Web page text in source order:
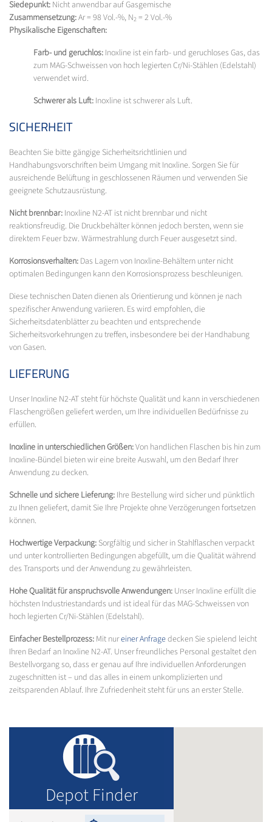
Siedepunkt: Nicht anwendbar auf Gasgemische
Zusammensetzung:Ar = 98 Vol.-%, N2 = 2 Vol.-%
Physikalische Eigenschaften:
Farb- und geruchlos: Inoxline ist ein farb- und geruchloses Gas, das
zum MAG-Schweissen von hoch legierten Cr/Ni-Stählen (Edelstahl)
verwendet wird.
Schwerer als Luft: Inoxline ist schwerer als Luft.
SICHERHEIT
Beachten Sie bitte gängige Sicherheitsrichtlinien und
Handhabungsvorschriften beim Umgang mit Inoxline. Sorgen Sie für
ausreichende Belüftung in geschlossenen Räumen und verwenden Sie
geeignete Schutzausrüstung.
Nicht brennbar: Inoxline N2-AT ist nicht brennbar und nicht
reaktionsfreudig. Die Druckbehälter können jedoch bersten, wenn sie
direktem Feuer bzw. Wärmestrahlung durch Feuer ausgesetzt sind.
Korrosionsverhalten: Das Lagern von Inoxline-Behältern unter nicht
optimalen Bedingungen kann den Korrosionsprozess beschleunigen.
Diese technischen Daten dienen als Orientierung und können je nach
spezifischer Anwendung variieren. Es wird empfohlen, die
Sicherheitsdatenblätter zu beachten und entsprechende
Sicherheitsvorkehrungen zu treffen, insbesondere bei der Handhabung
von Gasen.
LIEFERUNG
Unser Inoxline N2-AT steht für höchste Qualität und kann in verschiedenen
Flaschengrößen geliefert werden, um Ihre individuellen Bedürfnisse zu
erfüllen.
Inoxline in unterschiedlichen Größen:Von handlichen Flaschen bis hin zum
Inoxline-Bündel bieten wir eine breite Auswahl, um den Bedarf Ihrer
Anwendung zu decken.
Schnelle und sichere Lieferung: Ihre Bestellung wird sicher und pünktlich
zu Ihnen geliefert, damit Sie Ihre Projekte ohne Verzögerungen fortsetzen
können.
Hochwertige Verpackung: Sorgfältig und sicher in Stahlflaschen verpackt
und unter kontrollierten Bedingungen abgefüllt, um die Qualität während
des Transports und der Anwendung zu gewährleisten.
Hohe Qualität für anspruchsvolle Anwendungen: Unser Inoxline erfüllt die
höchsten Industriestandards und ist ideal für das MAG-Schweissen von
hoch legierten Cr/Ni-Stählen (Edelstahl).
Einfacher Bestellprozess: Mit nureiner Anfragedecken Sie spielend leicht
Ihren Bedarf an Inoxline N2-AT. Unser freundliches Personal gestaltet den
Bestellvorgang so, dass er genau auf Ihre individuellen Anforderungen
zugeschnitten ist – und das alles in einem unkomplizierten und
zeitsparenden Ablauf. Ihre Zufriedenheit steht für uns an erster Stelle.
Depot Finder